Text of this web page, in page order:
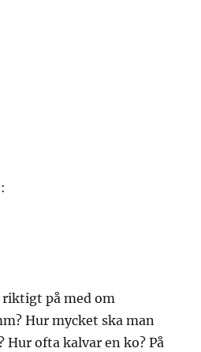
riktigt på med om
Hur mycket ska man
Hur ofta kalvar en ko? På